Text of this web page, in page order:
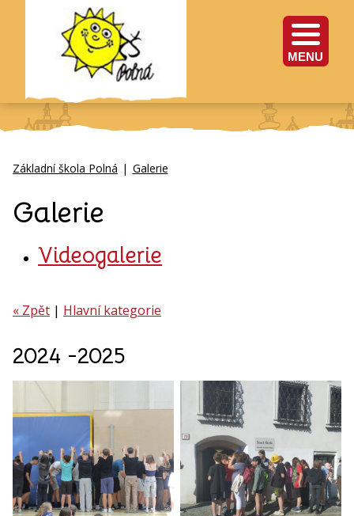
MENU
Základní škola Polná | Galerie
Galerie
Videogalerie
« Zpět | Hlavní kategorie
2024 -2025